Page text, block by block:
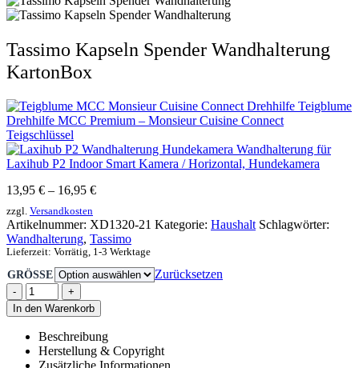
Tassimo Kapseln Spender Wandhalterung
KartonBox
Teigblume
Drehhilfe MCC Premium – Monsieur Cuisine Connect
Teigschlüssel
Wandhalterung für
Laxihub P2 Indoor Smart Kamera / Horizontal, Hundekamera
13,95 € – 16,95 €
zzgl. Versandkosten
Artikelnummer: XD1320-21 Kategorie: Haushalt Schlagwörter:
Wandhalterung, Tassimo
Lieferzeit: Vorrätig, 1-3 Werktage
GRÖSSE Zurücksetzen
-
+
In den Warenkorb
Beschreibung
Herstellung & Copyright
Zusätzliche Informationen